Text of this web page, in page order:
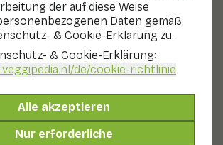
der auf diese Weise
Daten gemäß
& Cookie-Erklärung zu.
& Cookie-Erklärung:
/de/cookie-richtlinie
Alle akzeptieren
Nur erforderliche
2 Personen 20 - 30 min
Produkten